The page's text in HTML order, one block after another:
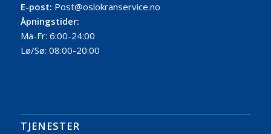
E-post: Post@oslokranservice.no
Åpningstider:
Ma-Fr: 6:00-24:00
Lø/Sø: 08:00-20:00
TJENESTER